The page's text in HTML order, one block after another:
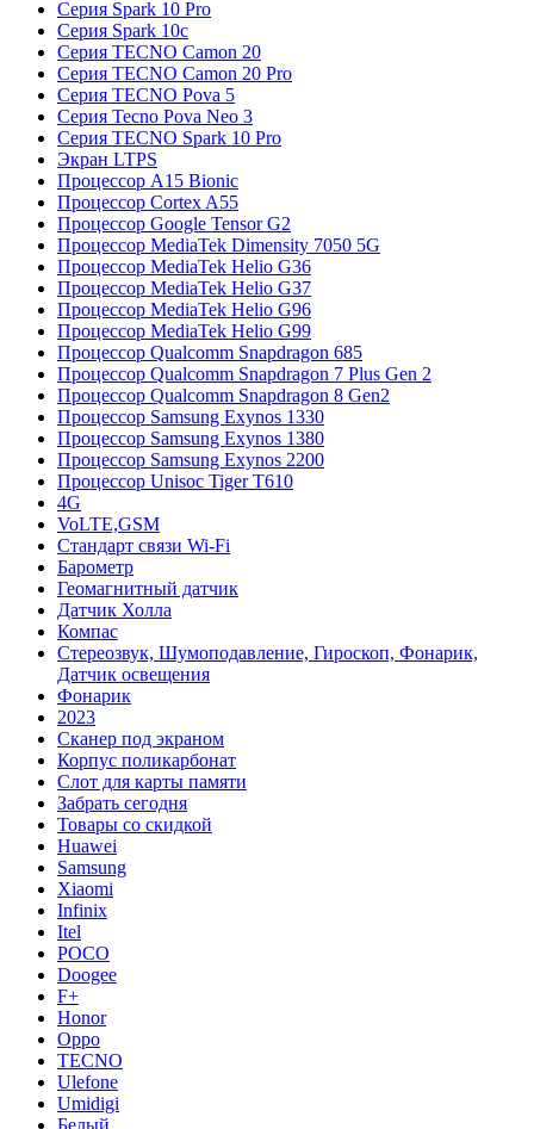
Серия Spark 10 Pro
Серия Spark 10c
Серия TECNO Camon 20
Серия TECNO Camon 20 Pro
Серия TECNO Pova 5
Серия Tecno Pova Neo 3
Серия TECNO Spark 10 Pro
Экран LTPS
Процессор A15 Bionic
Процессор Cortex A55
Процессор Google Tensor G2
Процессор MediaTek Dimensity 7050 5G
Процессор MediaTek Helio G36
Процессор MediaTek Helio G37
Процессор MediaTek Helio G96
Процессор MediaTek Helio G99
Процессор Qualcomm Snapdragon 685
Процессор Qualcomm Snapdragon 7 Plus Gen 2
Процессор Qualcomm Snapdragon 8 Gen2
Процессор Samsung Exynos 1330
Процессор Samsung Exynos 1380
Процессор Samsung Exynos 2200
Процессор Unisoc Tiger T610
4G
VoLTE,GSM
Cтандарт связи Wi-Fi
Барометр
Геомагнитный датчик
Датчик Холла
Компас
Стереозвук, Шумоподавление, Гироскоп, Фонарик,
Датчик освещения
Фонарик
2023
Сканер под экраном
Корпус поликарбонат
Слот для карты памяти
Забрать сегодня
Товары со скидкой
Huawei
Samsung
Xiaomi
Infinix
Itel
POCO
Doogee
F+
Honor
Oppo
TECNO
Ulefone
Umidigi
Белый